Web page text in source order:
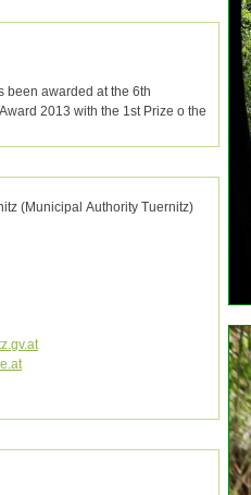
been awarded at the 6th
2013 with the 1st Prize o the
(Municipal Authority Tuernitz)